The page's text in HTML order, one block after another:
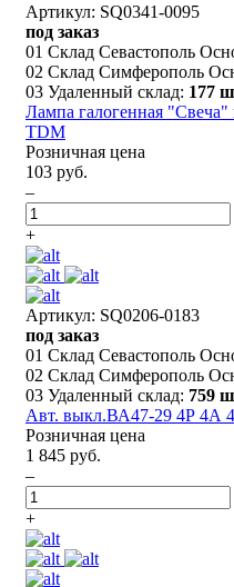
Артикул: SQ0341-0095
под заказ
01 Склад Севастополь
02 Склад Симферополь
03 Удаленный склад: 177
Лампа галогенная
TDM
Розничная цена
103 руб.
–
+
Артикул: SQ0206-0183
под заказ
01 Склад Севастополь
02 Склад Симферополь
03 Удаленный склад: 759
Авт. выкл.ВА47-29 4Р 4А
Розничная цена
1 845 руб.
–
+